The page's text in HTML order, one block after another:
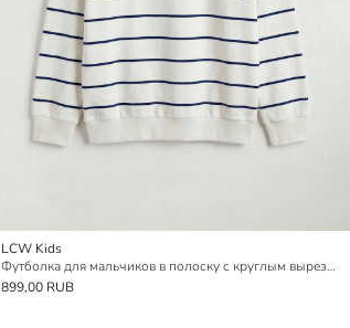
LCW Kids
Футболка для мальчиков в полоску с круглым вырезом
899,00 RUB